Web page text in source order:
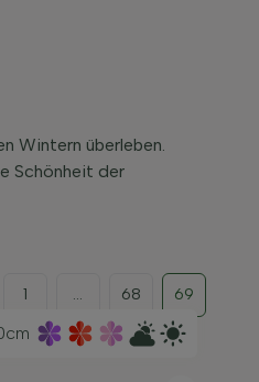
Wintern überleben.
Schönheit der
1 ... 68 69